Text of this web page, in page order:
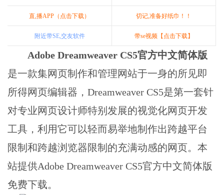
直,播APP（点击下载） 切记,准备好纸巾！！
附近带SE,交友软件 带se视频【点击下载】
Adobe Dreamweaver CS5官方中文简体版
是一款集网页制作和管理网站于一身的所见即
所得网页编辑器，Dreamweaver CS5是第一套针
对专业网页设计师特别发展的视觉化网页开发
工具，利用它可以轻而易举地制作出跨越平台
限制和跨越浏览器限制的充满动感的网页。本
站提供Adobe Dreamweaver CS5官方中文简体版
免费下载。